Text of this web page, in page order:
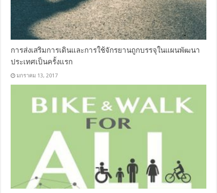
การส่งเสริมการเดินและการใช้จักรยานถูกบรรจุในแผนพัฒนา
ประเทศเป็นครั้งแรก
มกราคม 13, 2017